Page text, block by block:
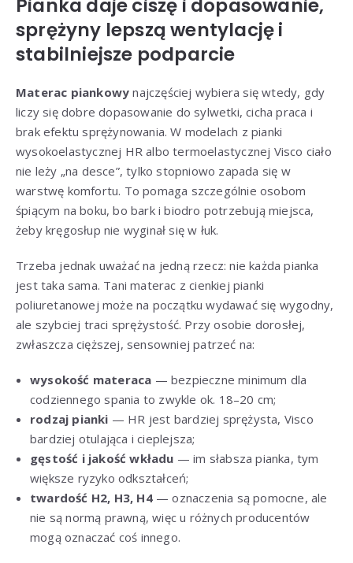
Pianka daje ciszę i dopasowanie,
sprężyny lepszą wentylację i
stabilniejsze podparcie
Materac piankowy najczęściej wybiera się wtedy, gdy
liczy się dobre dopasowanie do sylwetki, cicha praca i
brak efektu sprężynowania. W modelach z pianki
wysokoelastycznej HR albo termoelastycznej Visco ciało
nie leży „na desce”, tylko stopniowo zapada się w
warstwę komfortu. To pomaga szczególnie osobom
śpiącym na boku, bo bark i biodro potrzebują miejsca,
żeby kręgosłup nie wyginał się w łuk.
Trzeba jednak uważać na jedną rzecz: nie każda pianka
jest taka sama. Tani materac z cienkiej pianki
poliuretanowej może na początku wydawać się wygodny,
ale szybciej traci sprężystość. Przy osobie dorosłej,
zwłaszcza cięższej, sensowniej patrzeć na:
wysokość materaca — bezpieczne minimum dla
codziennego spania to zwykle ok. 18–20 cm;
rodzaj pianki — HR jest bardziej sprężysta, Visco
bardziej otulająca i cieplejsza;
gęstość i jakość wkładu — im słabsza pianka, tym
większe ryzyko odkształceń;
twardość H2, H3, H4— oznaczenia są pomocne, ale
nie są normą prawną, więc u różnych producentów
mogą oznaczać coś innego.